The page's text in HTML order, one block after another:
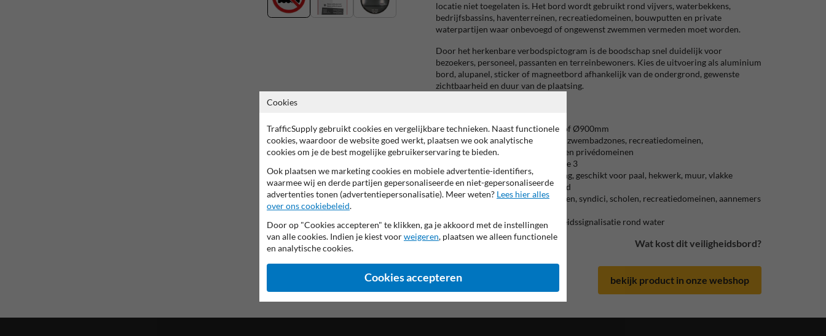
locatie niet toegelaten is. Het bord wordt gebruikt rond vijvers, waterbekkens,
bedrijfsbassins, haventerreinen, recreatiedomeinen, bouwputten en private
waterpartijen waar onbevoegd of ongewenst zwemmen vermeden moet worden.
Door het herkenbare verbodspictogram is de boodschap snel duidelijk voor
bezoekers, personeel, passanten en terreinbewoners. Kies de uitvoering als aluminium
bord, alupanel, sticker of magneetbord afhankelijk van de ondergrond, gewenste
zichtbaarheid en duur van de plaatsing.
Afmetingen:Ø400mm, Ø700mm of Ø900mm
Toepassing:vijvers, waterbekkens, zwembadzones, recreatiedomeinen,
bedrijfsterreinen, haventerreinen en privédomeinen
klasse 1, klasse 2 of klasse 3
Montage:afhankelijk van uitvoering, geschikt voor paal, hekwerk, muur, vlakke
ondergrond of metalen ondergrond
Geschikt voor:bedrijven, gemeenten, syndici, scholen, recreatiedomeinen, aannemers
Gebruik:vaste of tijdelijke veiligheidssignalisatie rond water
Wat kost dit veiligheidsbord?
bekijk product in onze webshop
Cookies
TrafficSupply gebruikt cookies en vergelijkbare technieken. Naast functionele
cookies, waardoor de website goed werkt, plaatsen we ook analytische
cookies om je de best mogelijke gebruikerservaring te bieden.
Ook plaatsen we marketing cookies en mobiele advertentie-identifiers,
waarmee wij en derde partijen gepersonaliseerde en niet-gepersonaliseerde
advertenties tonen (advertentiepersonalisatie). Meer weten? Lees hier alles
over ons cookiebeleid.
Door op "Cookies accepteren" te klikken, ga je akkoord met de instellingen
van alle cookies. Indien je kiest voorweigeren, plaatsen we alleen functionele
en analytische cookies.
Cookies accepteren